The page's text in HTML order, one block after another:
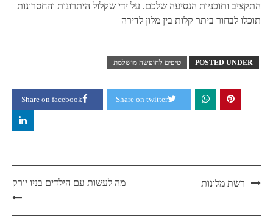
התקציב ותוכניות הנסיעה שלכם. על ידי שקלול היתרונות והחסרונות
תוכלו לבחור ביתר קלות בין מלון לדירה
POSTED UNDER טיפים לחופשה מושלמת
Share on facebook Share on twitter
Postרשת מלונות מה לעשות עם הילדים בניו יורק